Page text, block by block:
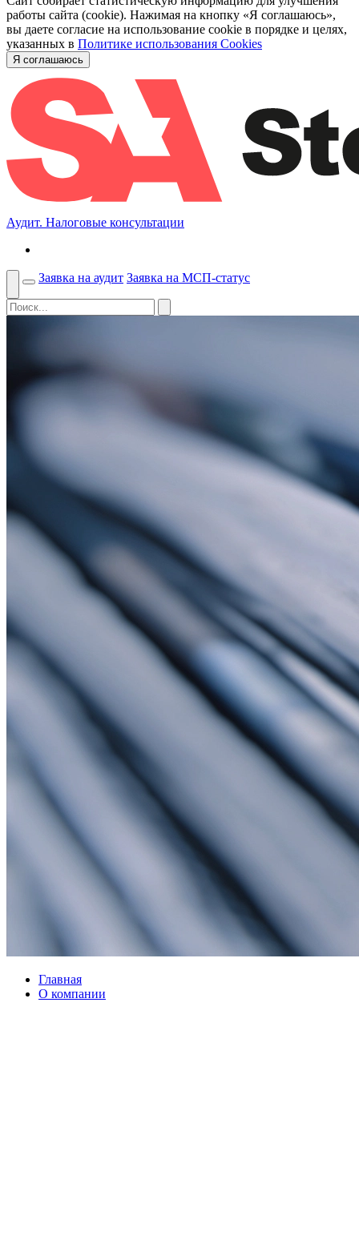
работы сайта (cookie). Нажимая на кнопку «Я соглашаюсь»,
вы даете согласие на использование cookie в порядке и целях,
указанных в Политике использования Cookies
Я соглашаюсь
Аудит. Налоговые консультации
Заявка на аудит Заявка на МСП-статус
Главная
О компании